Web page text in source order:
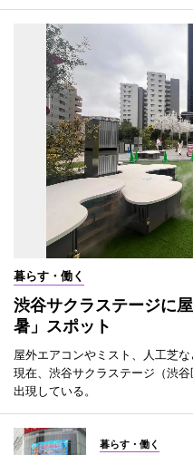
暮らす・働く
渋谷サクラステージに
暑」スポット
屋外エアコンやミスト、人工芝
現在、渋谷サクラステージ（渋
出現している。
暮らす・働く